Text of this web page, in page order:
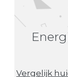
Vergelijk